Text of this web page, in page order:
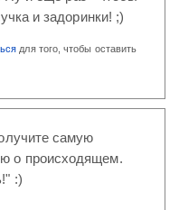
и задоринки! ;)
для того, чтобы оставить
самую
о происходящем.
:)